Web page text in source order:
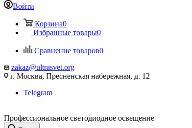
Войти
Корзина0
Избранные товары0
Сравнение товаров0
zakaz@ultrasvet.org
г. Москва, Пресненская набережная, д. 12
Telegram
Профессиональное светодиодное освещение